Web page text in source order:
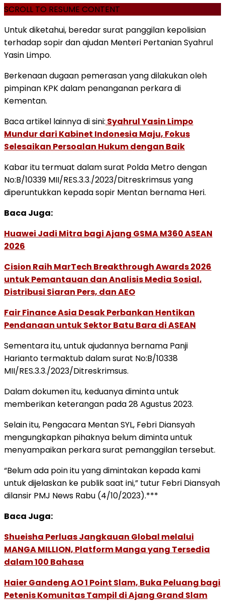
SCROLL TO RESUME CONTENT
Untuk diketahui, beredar surat panggilan kepolisian
terhadap sopir dan ajudan Menteri Pertanian Syahrul
Yasin Limpo.
Berkenaan dugaan pemerasan yang dilakukan oleh
pimpinan KPK dalam penanganan perkara di
Kementan.
Baca artikel lainnya di sini: Syahrul Yasin Limpo
Mundur dari Kabinet Indonesia Maju, Fokus
Selesaikan Persoalan Hukum dengan Baik
Kabar itu termuat dalam surat Polda Metro dengan
No:B/10339 MII/RES.3.3./2023/Ditreskrimsus yang
diperuntukkan kepada sopir Mentan bernama Heri.
Baca Juga:
Huawei Jadi Mitra bagi Ajang GSMA M360 ASEAN
2026
Cision Raih MarTech Breakthrough Awards 2026
untuk Pemantauan dan Analisis Media Sosial,
Distribusi Siaran Pers, dan AEO
Fair Finance Asia Desak Perbankan Hentikan
Pendanaan untuk Sektor Batu Bara di ASEAN
Sementara itu, untuk ajudannya bernama Panji
Harianto termaktub dalam surat No:B/10338
MII/RES.3.3./2023/Ditreskrimsus.
Dalam dokumen itu, keduanya diminta untuk
memberikan keterangan pada 28 Agustus 2023.
Selain itu, Pengacara Mentan SYL, Febri Diansyah
mengungkapkan pihaknya belum diminta untuk
menyampaikan perkara surat pemanggilan tersebut.
“Belum ada poin itu yang dimintakan kepada kami
untuk dijelaskan ke publik saat ini,” tutur Febri Diansyah
dilansir PMJ News Rabu (4/10/2023).***
Baca Juga:
Shueisha Perluas Jangkauan Global melalui
MANGA MILLION, Platform Manga yang Tersedia
dalam 100 Bahasa
Haier Gandeng AO 1 Point Slam, Buka Peluang bagi
Petenis Komunitas Tampil di Ajang Grand Slam